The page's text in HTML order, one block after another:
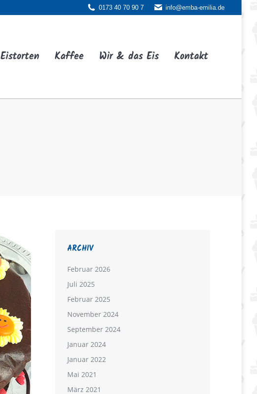
0173 40 70 90 7 info@emba-emilia.de
Eistorten Kaffee Wir & das Eis Kontakt
ARCHIV
Februar 2026
Juli 2025
Februar 2025
November 2024
September 2024
Januar 2024
Januar 2022
Mai 2021
März 2021